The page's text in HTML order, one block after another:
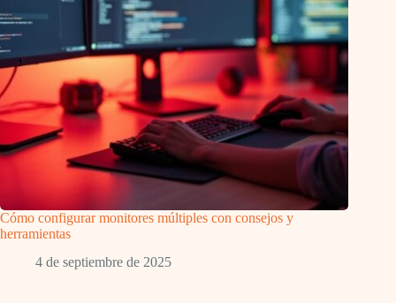
Cómo configurar monitores múltiples con consejos y
herramientas
4 de septiembre de 2025